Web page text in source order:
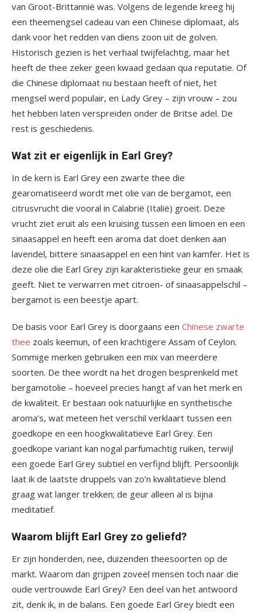
van Groot-Brittannië was. Volgens de legende kreeg hij
een theemengsel cadeau van een Chinese diplomaat, als
dank voor het redden van diens zoon uit de golven.
Historisch gezien is het verhaal twijfelachtig, maar het
heeft de thee zeker geen kwaad gedaan qua reputatie. Of
die Chinese diplomaat nu bestaan heeft of niet, het
mengsel werd populair, en Lady Grey – zijn vrouw – zou
het hebben laten verspreiden onder de Britse adel. De
rest is geschiedenis.
Wat zit er eigenlijk in Earl Grey?
In de kern is Earl Grey een zwarte thee die
gearomatiseerd wordt met olie van de bergamot, een
citrusvrucht die vooral in Calabrië (Italië) groeit. Deze
vrucht ziet eruit als een kruising tussen een limoen en een
sinaasappel en heeft een aroma dat doet denken aan
lavendel, bittere sinaasappel en een hint van kamfer. Het is
deze olie die Earl Grey zijn karakteristieke geur en smaak
geeft. Niet te verwarren met citroen- of sinaasappelschil –
bergamot is een beestje apart.
De basis voor Earl Grey is doorgaans een Chinese zwarte
thee zoals keemun, of een krachtigere Assam of Ceylon.
Sommige merken gebruiken een mix van meerdere
soorten. De thee wordt na het drogen besprenkeld met
bergamotolie – hoeveel precies hangt af van het merk en
de kwaliteit. Er bestaan ook natuurlijke en synthetische
aroma’s, wat meteen het verschil verklaart tussen een
goedkope en een hoogkwalitatieve Earl Grey. Een
goedkope variant kan nogal parfumachtig ruiken, terwijl
een goede Earl Grey subtiel en verfijnd blijft. Persoonlijk
laat ik de laatste druppels van zo’n kwalitatieve blend
graag wat langer trekken; de geur alleen al is bijna
meditatief.
Waarom blijft Earl Grey zo geliefd?
Er zijn honderden, nee, duizenden theesoorten op de
markt. Waarom dan grijpen zoveel mensen toch naar die
oude vertrouwde Earl Grey? Een deel van het antwoord
zit, denk ik, in de balans. Een goede Earl Grey biedt een